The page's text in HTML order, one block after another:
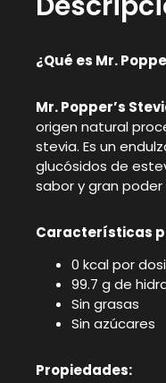
¿Qué es Mr.
Mr. Popper’s
origen natural
stevia. Es un
glucósidos de
sabor y gran
Características
0 kcal por
99.7 g de
Sin grasas
Sin azúcares
Propiedades: